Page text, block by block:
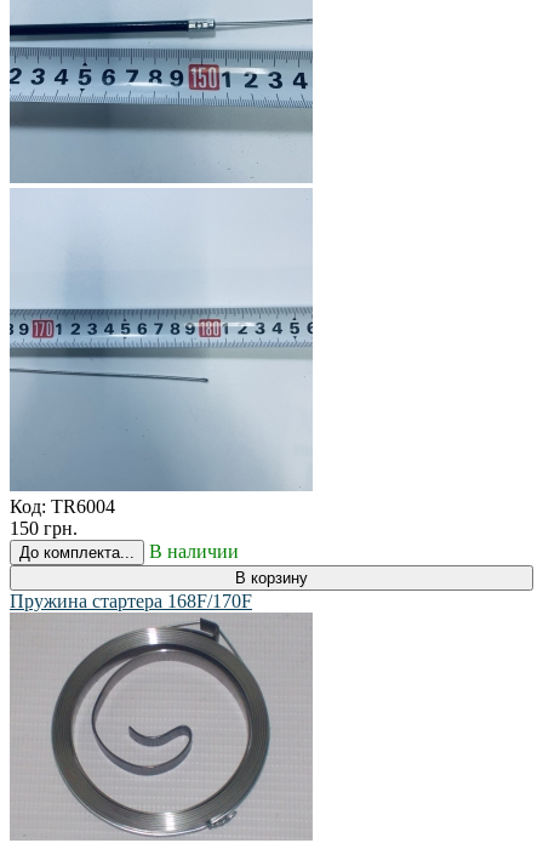
Код: TR6004
150 грн.
До комплекта... В наличии
В корзину
Пружина стартера 168F/170F